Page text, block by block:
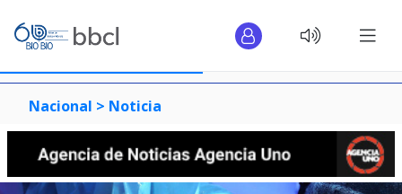
Nacional > Noticia